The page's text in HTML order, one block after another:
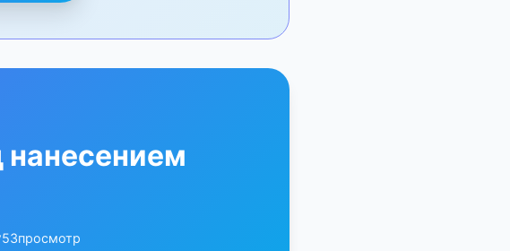
нанесением
53просмотр